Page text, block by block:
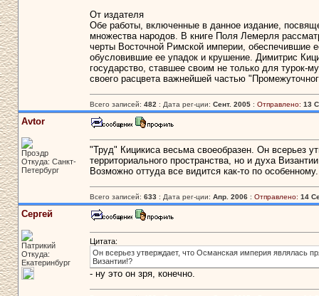
От издателя
Обе работы, включенные в данное издание,
множества народов. В книге Поля Лемерля
черты Восточной Римской империи, обеспечившие
обусловившие ее упадок и крушение. Димитрис
государство, ставшее своим не только для турок-
своего расцвета важнейшей частью
Всего записей: 482 : Дата рег-ции: Сент. 2005: Отправлено: 13
Avtor
Проэдр
Откуда: Санкт-
Петербург
"Труд" Кицикиса весьма своеобразен. Он всерьез
территориального пространства, но и духа
Возможно оттуда все видится как-то по
Всего записей: 633: Дата рег-ции: Апр. 2006: Отправлено: 14
Сергей
Патрикий
Откуда:
Екатеринбург
Цитата:
Он всерьез утверждает, что Османская империя являлась
Византии!?
- ну это он зря, конечно.